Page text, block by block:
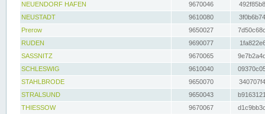
NEUENDORF HAFEN
9670046
NEUSTADT
9610080
Prerow
9650027
RUDEN
9690077
SASSNITZ
9670065
SCHLESWIG
9610040
STAHLBRODE
9650070
STRALSUND
9650043
THIESSOW
9670067